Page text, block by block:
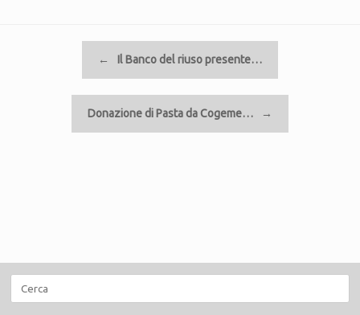
←
Il Banco del riuso presente…
Donazione di Pasta da Cogeme… →